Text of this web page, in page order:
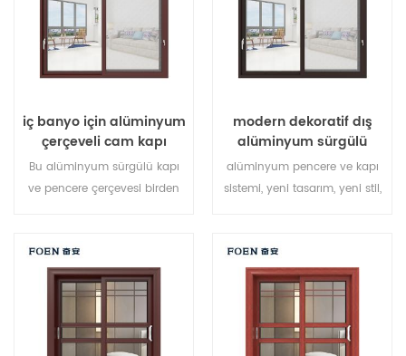
çeşitli kapı tipleri.
iç banyo için alüminyum
çerçeveli cam kapı
Bu alüminyum sürgülü kapı
ve pencere çerçevesi birden
hırsızlık önleme performansı
mükemmel. farklı mimari
ihtiyaçları karşılamak için
çeşitli kapı tipleri
modern dekoratif dış
alüminyum sürgülü
kapılar
alüminyum pencere ve kapı
sistemi, yeni tasarım, yeni stil,